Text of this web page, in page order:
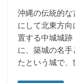
沖縄の伝統的
にして北東方
置する中城城
に、築城の名
たという城で、